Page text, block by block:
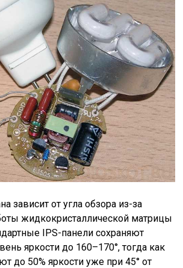
зависит от угла обзора из-за
жидкокристаллической матрицы
IPS-панели сохраняют
яркости до 160–170°, тогда как
до 50% яркости уже при 45° от